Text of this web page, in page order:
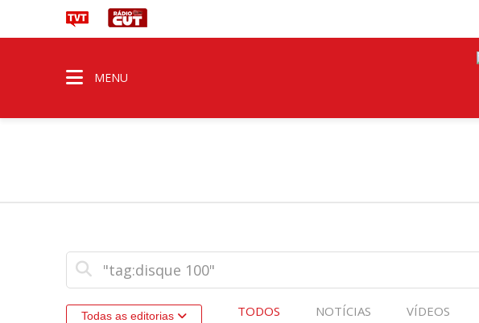
MENU
Todas as editorias TODOS NOTÍCIAS VÍDEOS